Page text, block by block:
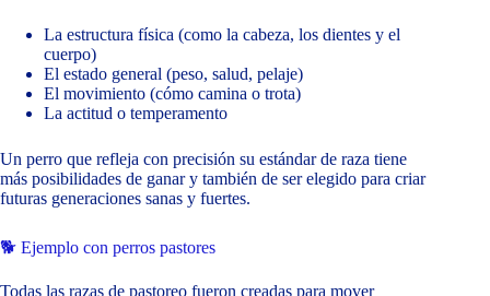
La estructura física (como la cabeza, los dientes y el
cuerpo)
El estado general (peso, salud, pelaje)
El movimiento (cómo camina o trota)
La actitud o temperamento
Un perro que refleja con precisión su estándar de raza tiene
más posibilidades de ganar y también de ser elegido para criar
futuras generaciones sanas y fuertes.
🐕 Ejemplo con perros pastores
Todas las razas de pastoreo fueron creadas para mover